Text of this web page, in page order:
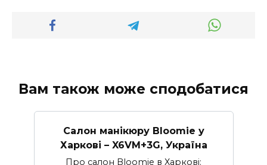
Вам також може сподобатися
Салон манікюру Bloomie у
Харкові – X6VM+3G, Україна
Про салон Bloomie в Харкові: